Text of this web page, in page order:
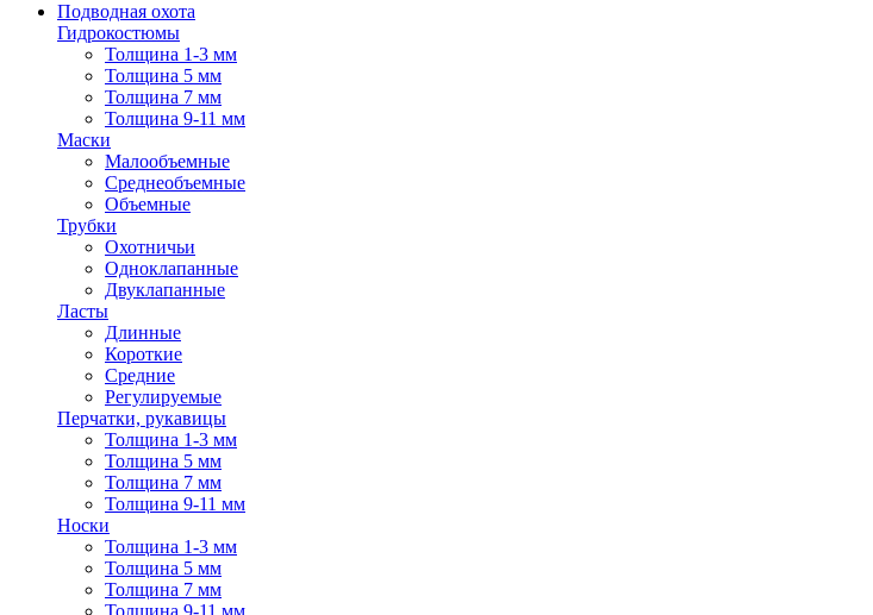
Подводная охота
Гидрокостюмы
Толщина 1-3 мм
Толщина 5 мм
Толщина 7 мм
Толщина 9-11 мм
Маски
Малообъемные
Среднеобъемные
Объемные
Трубки
Охотничьи
Одноклапанные
Двуклапанные
Ласты
Длинные
Короткие
Средние
Регулируемые
Перчатки, рукавицы
Толщина 1-3 мм
Толщина 5 мм
Толщина 7 мм
Толщина 9-11 мм
Носки
Толщина 1-3 мм
Толщина 5 мм
Толщина 7 мм
Толщина 9-11 мм